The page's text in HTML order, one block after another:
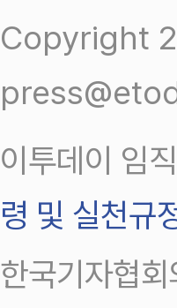
Copyright
이투데이 임
령 및 실천규
한국기자협